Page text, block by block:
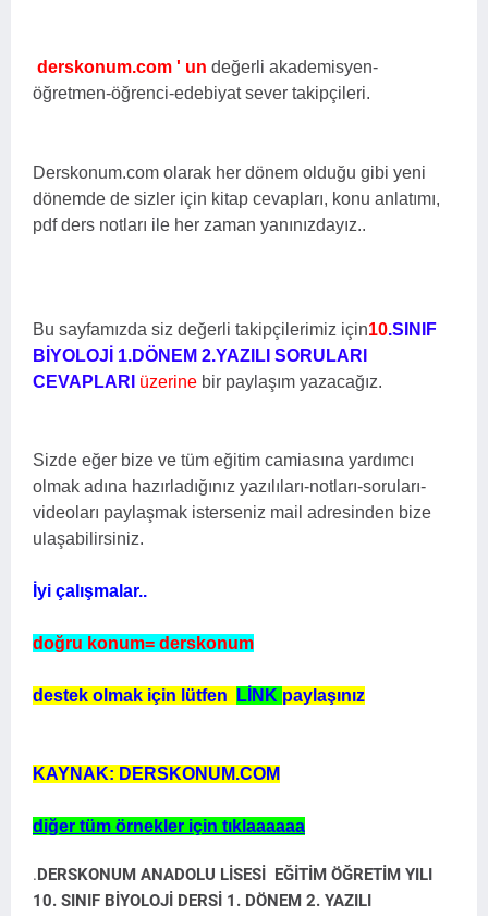
derskonum.com ' un değerli akademisyen-
öğretmen-öğrenci-edebiyat sever takipçileri.
Derskonum.com olarak her dönem olduğu gibi yeni
dönemde de sizler için kitap cevapları, konu anlatımı,
pdf ders notları ile her zaman yanınızdayız..
Bu sayfamızda siz değerli takipçilerimiz için10.SINIF
BİYOLOJİ 1.DÖNEM 2.YAZILI SORULARI
CEVAPLARI üzerine bir paylaşım yazacağız.
Sizde eğer bize ve tüm eğitim camiasına yardımcı
olmak adına hazırladığınız yazılıları-notları-soruları-
videoları paylaşmak isterseniz mail adresinden bize
ulaşabilirsiniz.
İyi çalışmalar..
doğru konum= derskonum
destek olmak için lütfen LİNK paylaşınız
KAYNAK: DERSKONUM.COM
diğer tüm örnekler için tıklaaaaaa
.DERSKONUM ANADOLU LİSESİ EĞİTİM ÖĞRETİM YILI
10. SINIF BİYOLOJİ DERSİ 1. DÖNEM 2. YAZILI